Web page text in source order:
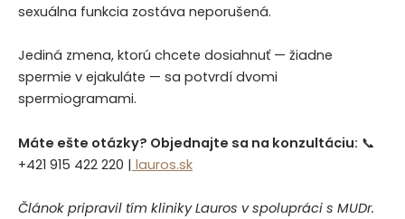
sexuálna funkcia zostáva neporušená.
Jediná zmena, ktorú chcete dosiahnuť — žiadne
spermie v ejakuláte — sa potvrdí dvomi
spermiogramami.
Máte ešte otázky? Objednajte sa na konzultáciu: 📞
+421 915 422 220 | lauros.sk
Článok pripravil tím kliniky Lauros v spolupráci s MUDr.